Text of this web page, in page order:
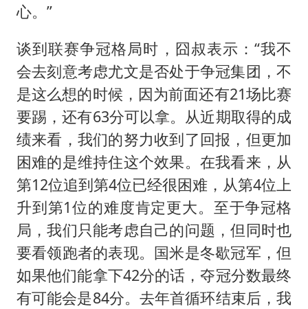
心。”
谈到联赛争冠格局时，囧叔表示：“我不
会去刻意考虑尤文是否处于争冠集团，不
是这么想的时候，因为前面还有21场比赛
要踢，还有63分可以拿。从近期取得的成
绩来看，我们的努力收到了回报，但更加
困难的是维持住这个效果。在我看来，从
第12位追到第4位已经很困难，从第4位上
升到第1位的难度肯定更大。至于争冠格
局，我们只能考虑自己的问题，但同时也
要看领跑者的表现。国米是冬歇冠军，但
如果他们能拿下42分的话，夺冠分数最终
有可能会是84分。去年首循环结束后，我